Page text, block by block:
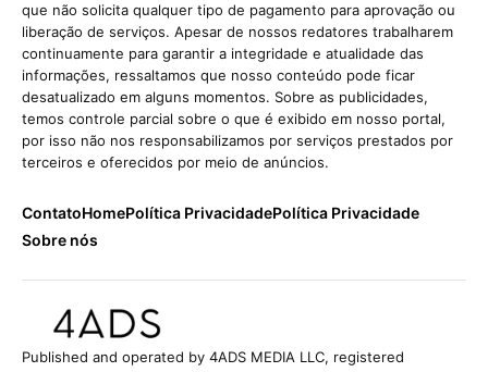
que não solicita qualquer tipo de pagamento para aprovação ou
liberação de serviços. Apesar de nossos redatores trabalharem
continuamente para garantir a integridade e atualidade das
informações, ressaltamos que nosso conteúdo pode ficar
desatualizado em alguns momentos. Sobre as publicidades,
temos controle parcial sobre o que é exibido em nosso portal,
por isso não nos responsabilizamos por serviços prestados por
terceiros e oferecidos por meio de anúncios.
ContatoHomePolítica PrivacidadePolítica Privacidade
Sobre nós
Published and operated by 4ADS MEDIA LLC, registered